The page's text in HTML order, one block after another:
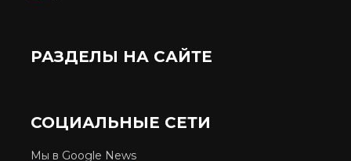
РАЗДЕЛЫ НА САЙТЕ
СОЦИАЛЬНЫЕ СЕТИ
Мы в Google News